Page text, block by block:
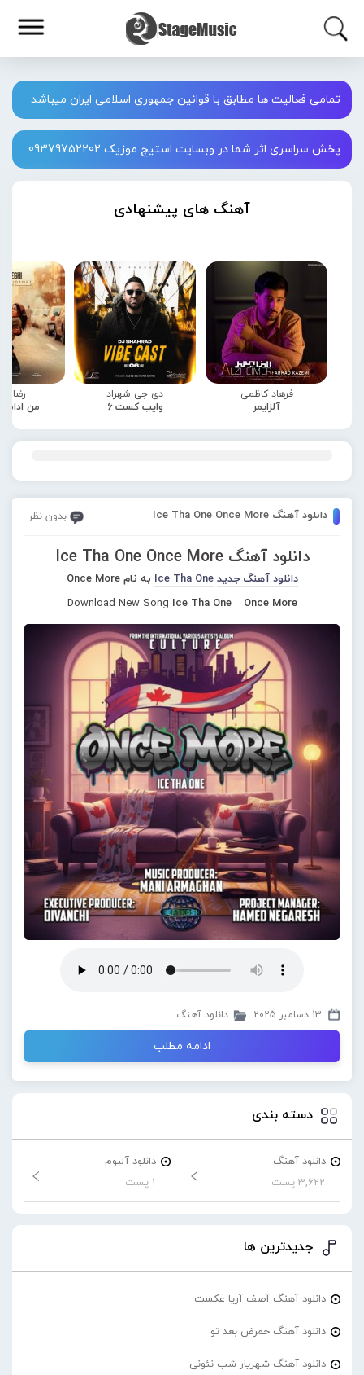
تمامی فعالیت ها مطابق با قوانین جمهوری اسلامی ایران میباشد
پخش سراسری اثر شما در وبسایت استیج موزیک 09379752202
آهنگ های پیشنهادی
فرهاد کاظمی
آلزایمر
دی جی شهراد
وایب کست 6
رضا
من
دانلود آهنگ Ice Tha One Once More بدون نظر
دانلود آهنگ Ice Tha One Once More
دانلود آهنگ جدید Ice Tha One به نام Once More
Download New Song Ice Tha One – Once More
13 دسامبر 2025 دانلود آهنگ
ادامه مطلب
دسته بندی
دانلود آهنگ
3,622 پست
دانلود آلبوم
1 پست
جدیدترین ها
دانلود آهنگ آصف آریا عکست
دانلود آهنگ حمرض بعد تو
دانلود آهنگ شهریار شب نئونی